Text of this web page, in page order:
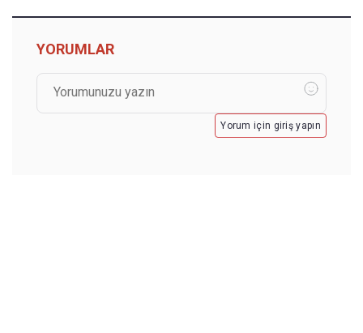
YORUMLAR
Yorum için giriş yapın